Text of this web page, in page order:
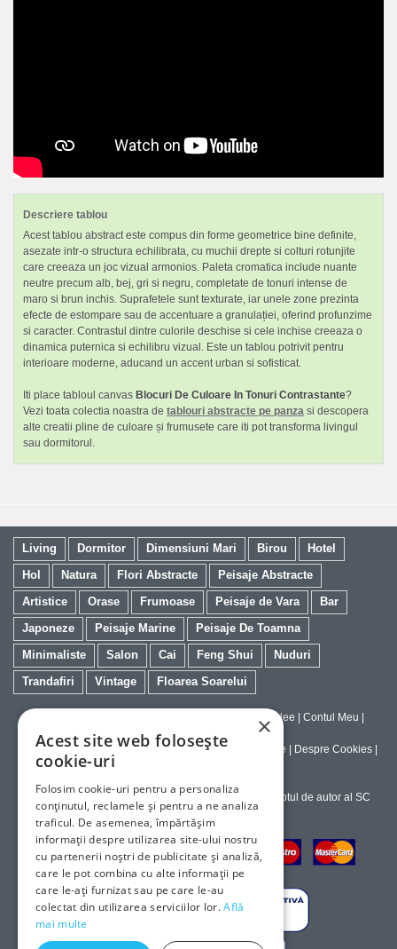
Descriere tablou
Acest tablou abstract este compus din forme geometrice bine definite,
asezate intr-o structura echilibrata, cu muchii drepte si colturi rotunjite
care creeaza un joc vizual armonios. Paleta cromatica include nuante
neutre precum alb, bej, gri si negru, completate de tonuri intense de
maro si brun inchis. Suprafetele sunt texturate, iar unele zone prezinta
efecte de estompare sau de accentuare a granulației, oferind profunzime
si caracter. Contrastul dintre culorile deschise si cele inchise creeaza o
dinamica puternica si echilibru vizual. Este un tablou potrivit pentru
interioare moderne, aducand un accent urban si sofisticat.
Iti place tabloul canvas Blocuri De Culoare In Tonuri Contrastante?
Vezi toata colectia noastra de tablouri abstracte pe panza si descopera
alte creatii pline de culoare și frumusete care iti pot transforma livingul
sau dormitorul.
Living Dormitor Dimensiuni Mari Birou
Hotel
Hol
Natura Flori Abstracte
Peisaje Abstracte
Artistice
Orase Frumoase Peisaje de Vara
Bar
Japoneze
Peisaje Marine
Peisaje De Toamna
Minimaliste
Salon Cai Feng Shui
Nuduri
Trandafiri
Vintage Floarea Soarelui
Calitatea Tablourilor Giclee | Contul Meu |
Tablouri la Comanda
Politica de Livrare si Retur| Politica de Confidentialitate | Despre Cookies |
Copyright © 2023-2026 - Textele şi imaginile sub dreptul de autor al SC
ArtInvest SRL
×
Acest site web folosește
cookie-uri
Folosim cookie-uri pentru a personaliza
conținutul, reclamele și pentru a ne analiza
traficul. De asemenea, împărtășim
informații despre utilizarea site-ului nostru
cu partenerii noștri de publicitate și analiză,
care le pot combina cu alte informații pe
care le-ați furnizat sau pe care le-au
colectat din utilizarea serviciilor lor.Află
mai multe